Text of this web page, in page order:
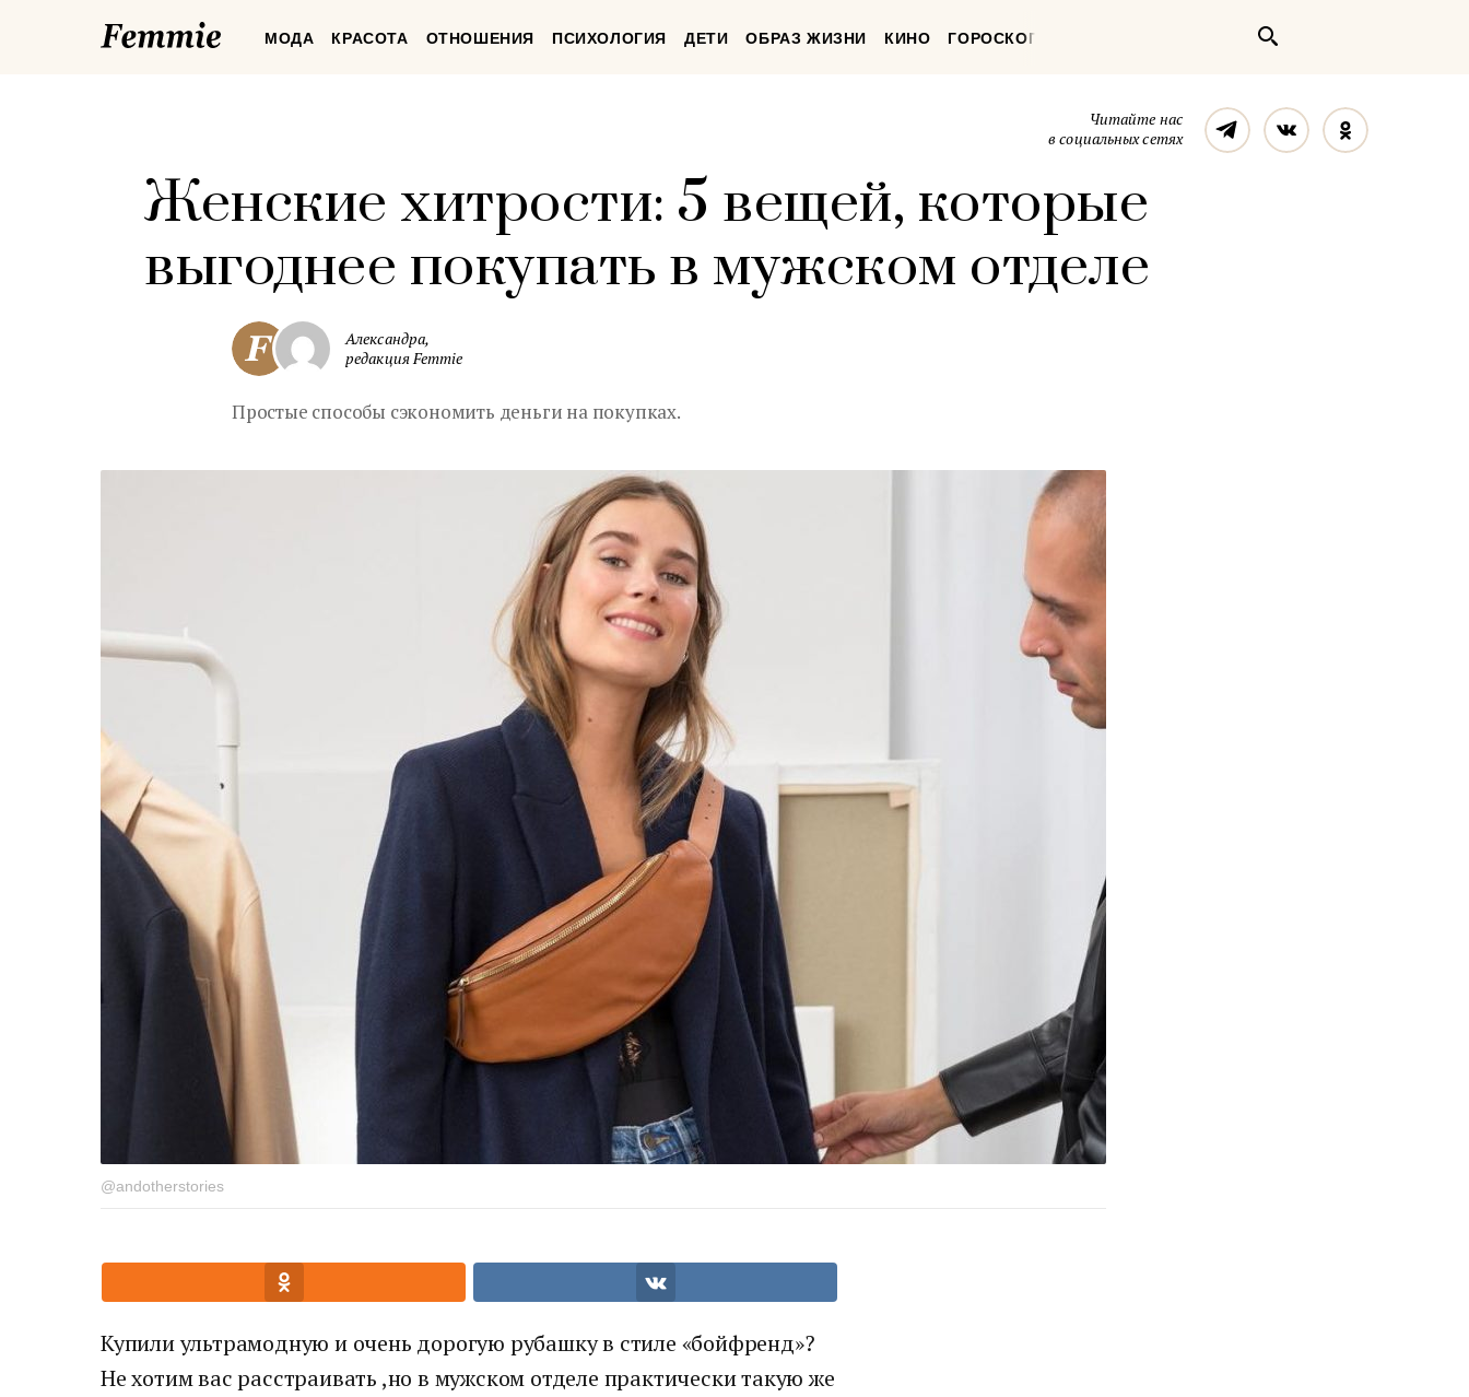
FemmieМОДА КРАСОТА ОТНОШЕНИЯ ПСИХОЛОГИЯ ДЕТИ ОБРАЗ ЖИЗНИ КИНО ГОРОСКОП
Читайте нас
в социальных сетях
ТелеграмВконтакте
Женские хитрости: 5 вещей, которые
выгоднее покупать в мужском отделе
Александра,
редакция Femmie
Простые способы сэкономить деньги на покупках.
@andotherstories
Купили ультрамодную и очень дорогую рубашку в стиле «бойфренд»?
Не хотим вас расстраивать ,но в мужском отделе практически такую же